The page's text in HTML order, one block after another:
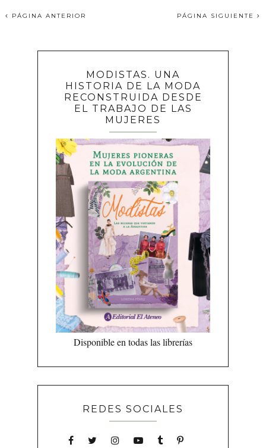
PÁGINA ANTERIOR PÁGINA SIGUIENTE
MODISTAS. UNA
HISTORIA DE LA MODA
RECONSTRUIDA DESDE
EL TRABAJO DE LAS
MUJERES
Disponible en todas las librerías
REDES SOCIALES